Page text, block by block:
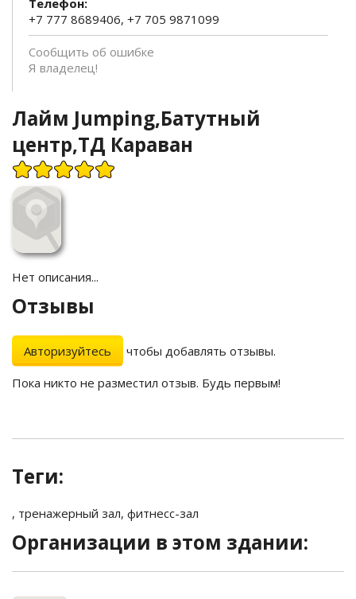
Телефон:
+7 777 8689406, +7 705 9871099
Сообщить об ошибке
Я владелец!
Лайм Jumping,Батутный
центр,ТД Караван
Нет описания...
Отзывы
Авторизуйтесь
чтобы добавлять отзывы.
Пока никто не разместил отзыв. Будь первым!
Теги:
, тренажерный зал, фитнесс-зал
Организации в этом здании: